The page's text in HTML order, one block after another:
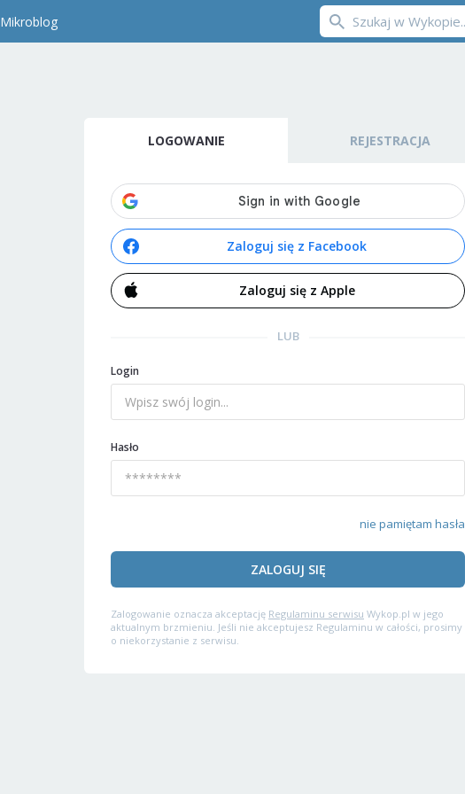
Mikroblog
LOGOWANIE REJESTRACJA
Zaloguj się z Facebook
Zaloguj się z Apple
LUB
Login
Hasło
nie pamiętam hasła
ZALOGUJ SIĘ
Zalogowanie oznacza akceptację Regulaminu serwisu Wykop.pl w jego
aktualnym brzmieniu. Jeśli nie akceptujesz Regulaminu w całości, prosimy
o niekorzystanie z serwisu.